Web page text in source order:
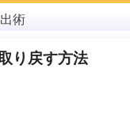
術
り戻す方法